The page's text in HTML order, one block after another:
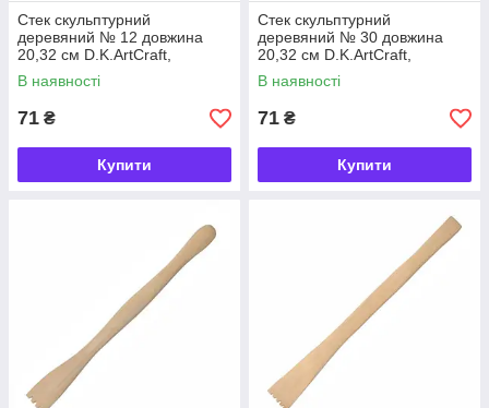
Стек скульптурний
деревяний № 12 довжина
20,32 см D.K.ArtCraft,
94161912
В наявності
71 ₴
Купити
Стек скульптурний
деревяний № 30 довжина
20,32 см D.K.ArtCraft,
94161930
В наявності
71 ₴
Купити